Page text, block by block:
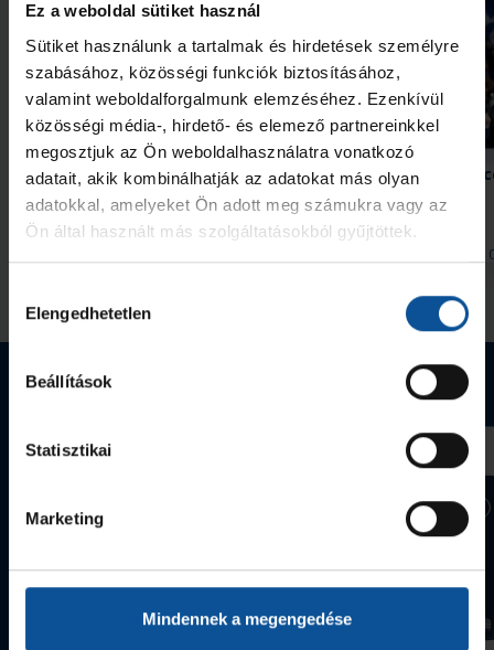
Ez a weboldal sütiket használ
Sütiket használunk a tartalmak és hirdetések személyre
szabásához, közösségi funkciók biztosításához,
valamint weboldalforgalmunk elemzéséhez. Ezenkívül
közösségi média-, hirdető- és elemező partnereinkkel
megosztjuk az Ön weboldalhasználatra vonatkozó
adatait, akik kombinálhatják az adatokat más olyan
adatokkal, amelyeket Ön adott meg számukra vagy az
Ön által használt más szolgáltatásokból gyűjtöttek.
kiválasztása
Elengedhetetlen
Beállítások
Statisztikai
Marketing
Mindennek a megengedése
Szabó „Sonka” Lászlóra
szavazhatunk
2026. aug.
Kedden újabb
Webshop termékek